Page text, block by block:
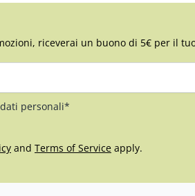
riceverai un buono di 5€ per il
personali*
and Terms of Service apply.